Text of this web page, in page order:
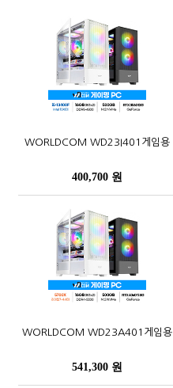
WORLDCOM WD23I401게임용
400,700 원
WORLDCOM WD23A401게임용
541,300 원